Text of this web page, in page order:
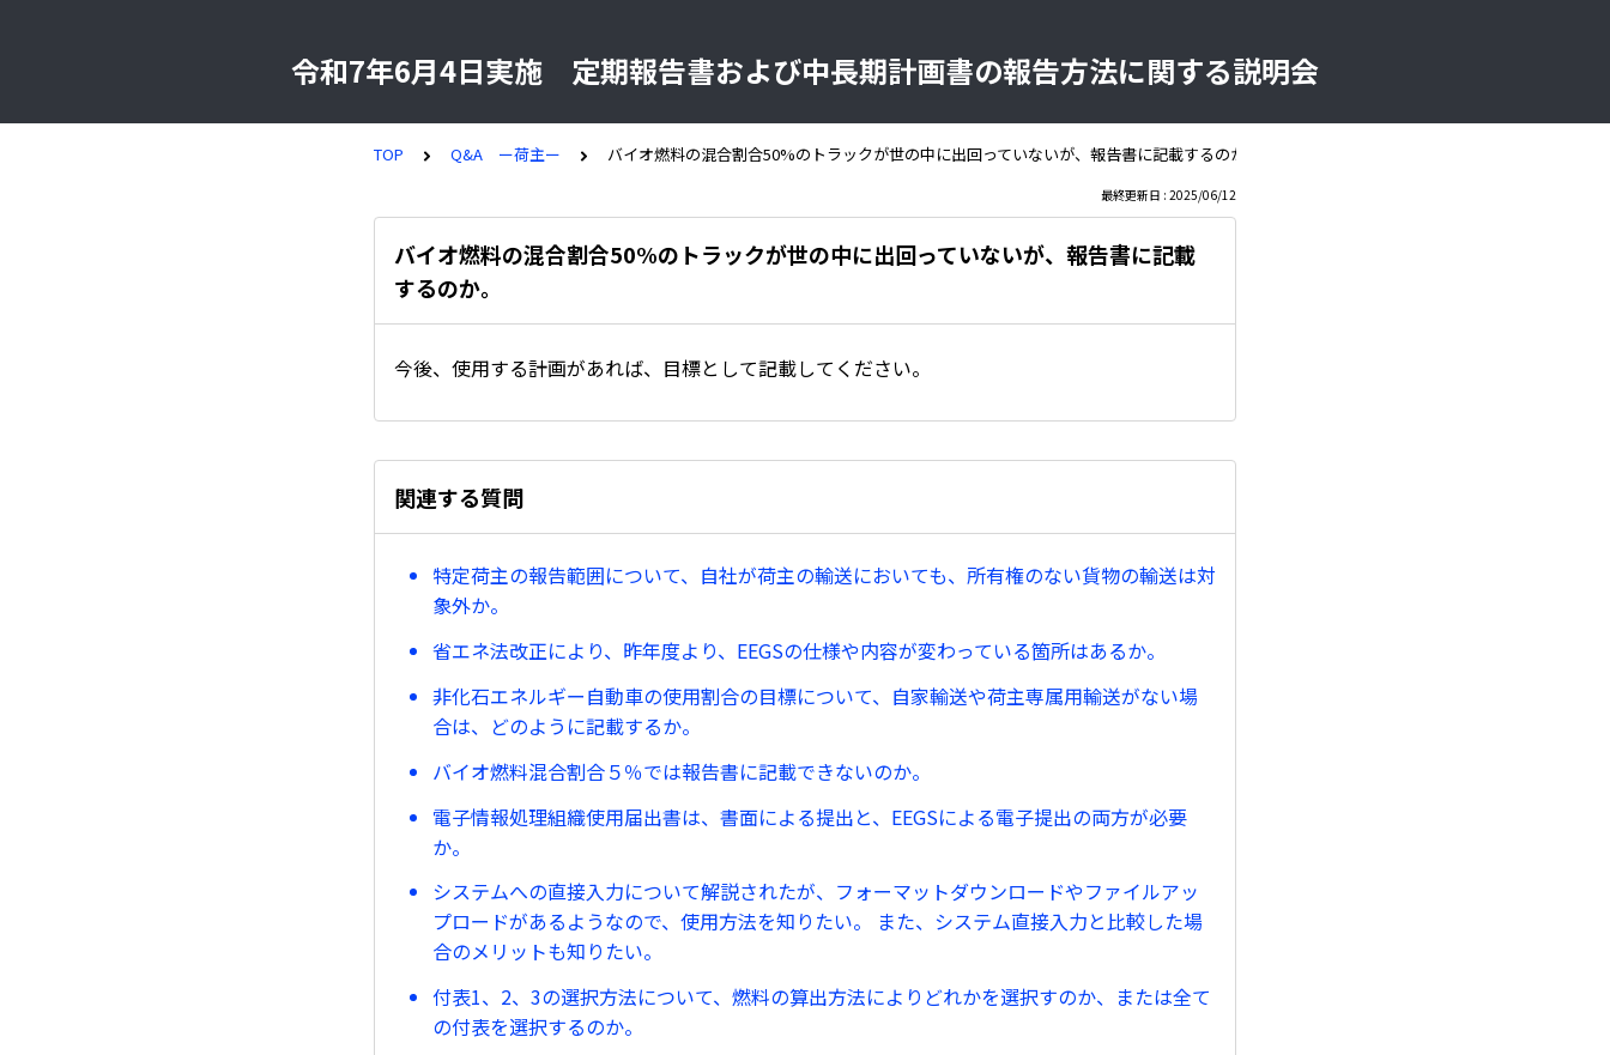
令和7年6月4日実施 定期報告書および中長期計画書の報告方法に関する説明会
TOP Q&A ー荷主ー バイオ燃料の混合割合50%のトラックが世の中に出回っていないが、報告書に記載するのか。
最終更新日 : 2025/06/12
バイオ燃料の混合割合50%のトラックが世の中に出回っていないが、報告書に記載
するのか。
今後、使用する計画があれば、目標として記載してください。
関連する質問
特定荷主の報告範囲について、自社が荷主の輸送においても、所有権のない貨物の輸送は対
象外か。
省エネ法改正により、昨年度より、EEGSの仕様や内容が変わっている箇所はあるか。
非化石エネルギー自動車の使用割合の目標について、自家輸送や荷主専属用輸送がない場
合は、どのように記載するか。
バイオ燃料混合割合５％では報告書に記載できないのか。
電子情報処理組織使用届出書は、書面による提出と、EEGSによる電子提出の両方が必要
か。
システムへの直接入力について解説されたが、フォーマットダウンロードやファイルアッ
プロードがあるようなので、使用方法を知りたい。 また、システム直接入力と比較した場
合のメリットも知りたい。
付表1、2、3の選択方法について、燃料の算出方法によりどれかを選択すのか、または全て
の付表を選択するのか。